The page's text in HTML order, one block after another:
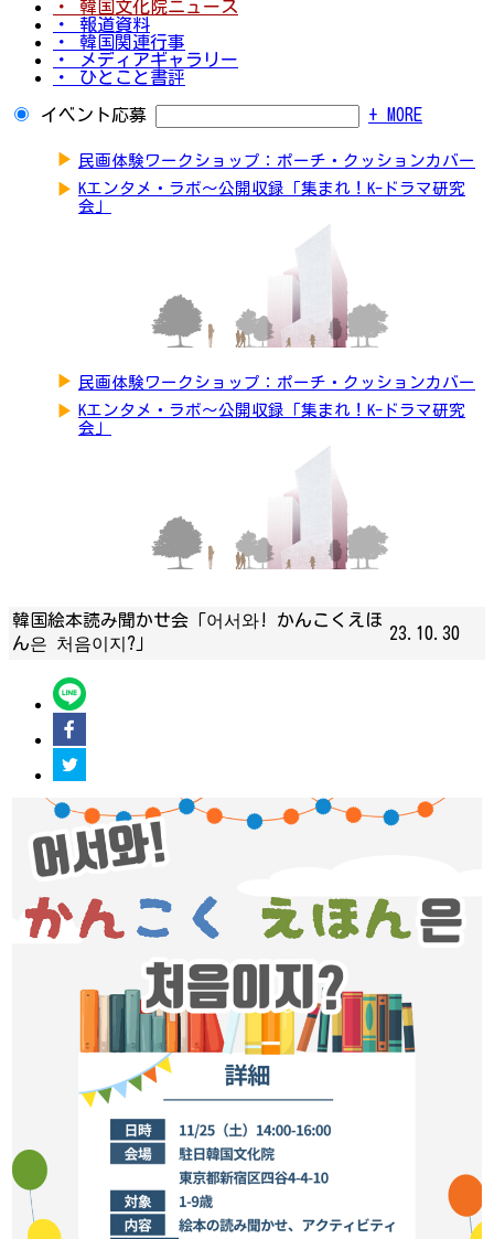
・ 韓国文化院ニュース
・ 報道資料
・ 韓国関連行事
・ メディアギャラリー
・ ひとこと書評
イベント応募 + MORE
▶ 民画体験ワークショップ：ポーチ・クッションカバー
▶ Kエンタメ・ラボ～公開収録「集まれ！K-ドラマ研究
会」
▶ 民画体験ワークショップ：ポーチ・クッションカバー
▶ Kエンタメ・ラボ～公開収録「集まれ！K-ドラマ研究
会」
韓国絵本読み聞かせ会「어서와! かんこくえほ
ん은 처음이지?」
23.10.30